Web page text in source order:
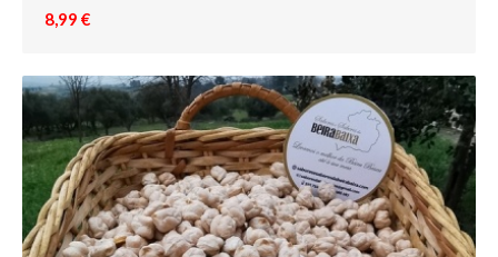
8,99 €